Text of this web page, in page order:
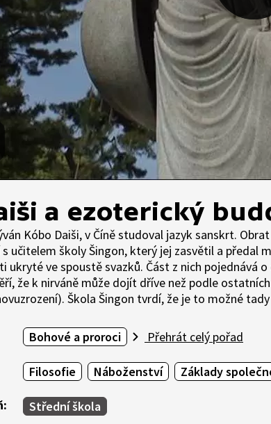
a ezoterický
Kóbo Daiši, v Číně studoval jazyk sanskrt.
učitelem školy Šingon, který jej zasvětil a předal
ukryté ve spoustě svazků. Část z nich pojednává
že k nirváně může dojít dříve než podle
Škola Šingon tvrdí, že je to možné
Bohové a proroci Přehrát celý pořad
Filosofie Náboženství Základy
Střední škola